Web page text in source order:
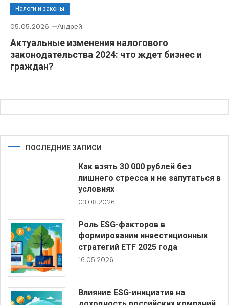
Налоги и законы
05.05.2026 Андрей
Актуальные изменения налогового
законодательства 2024: что ждет бизнес и
граждан?
ПОСЛЕДНИЕ ЗАПИСИ
Как взять 30 000 рублей без
лишнего стресса и не запутаться в
условиях
03.08.2026
Роль ESG-факторов в
формировании инвестиционных
стратегий ETF 2025 года
16.05.2026
Влияние ESG-инициатив на